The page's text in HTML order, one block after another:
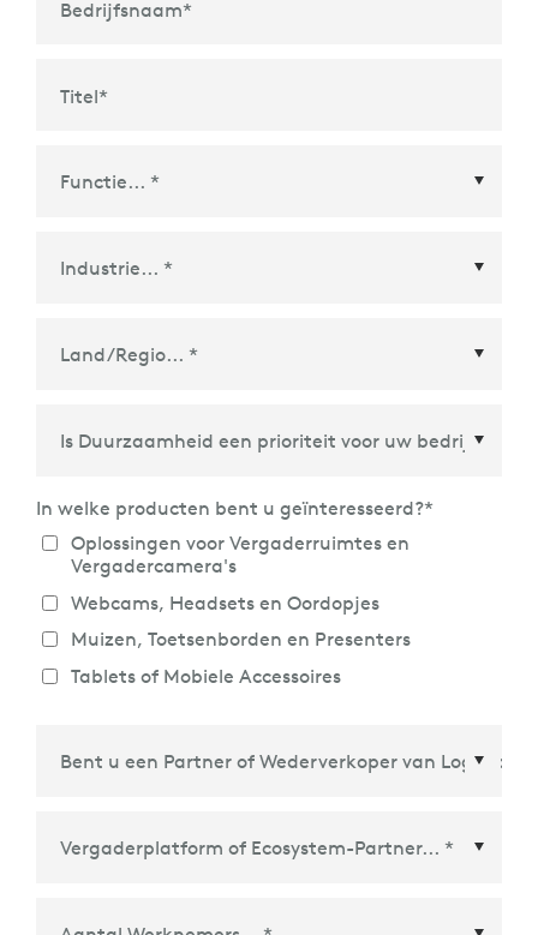
Bedrijfsnaam*
Titel*
In welke producten bent u geïnteresseerd?*
Oplossingen voor Vergaderruimtes en
Vergadercamera's
Webcams, Headsets en Oordopjes
Muizen, Toetsenborden en Presenters
Tablets of Mobiele Accessoires